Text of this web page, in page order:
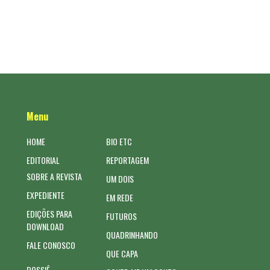
Menu
HOME
EDITORIAL
SOBRE A REVISTA
EXPEDIENTE
EDIÇÕES PARA
DOWNLOAD
FALE CONOSCO
BIO ETC
REPORTAGEM
UM DOIS
EM REDE
FUTUROS
QUADRINHANDO
QUE CAPA